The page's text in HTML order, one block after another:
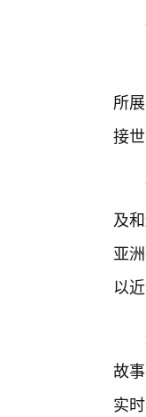
所
接
及
亚
以
故
实